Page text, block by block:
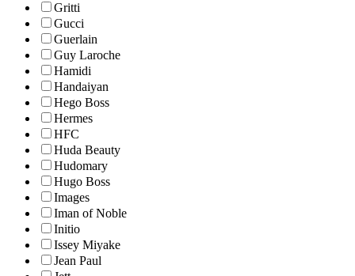
Gritti
Gucci
Guerlain
Guy Laroche
Hamidi
Handaiyan
Hego Boss
Hermes
HFC
Huda Beauty
Hudomary
Hugo Boss
Images
Iman of Noble
Initio
Issey Miyake
Jean Paul